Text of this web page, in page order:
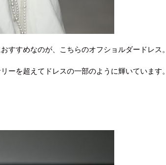
すすめなのが、こちらのオフショルダードレス。
ーを超えてドレスの一部のように輝いています。